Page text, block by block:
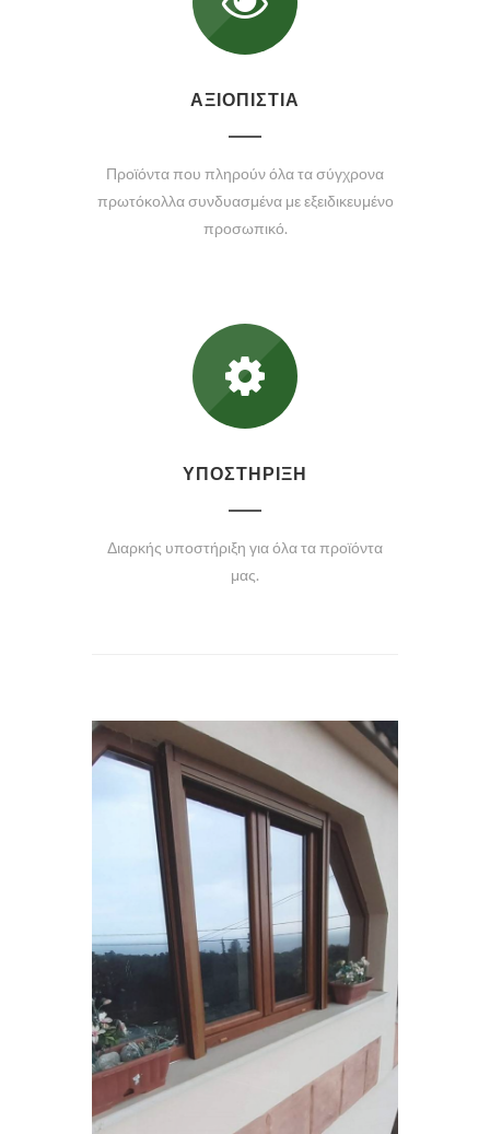
ΑΞΙΟΠΙΣΤΙΑ
Προϊόντα που πληρούν όλα τα σύγχρονα
πρωτόκολλα συνδυασμένα με εξειδικευμένο
προσωπικό.
ΥΠΟΣΤΗΡΙΞΗ
Διαρκής υποστήριξη για όλα τα προϊόντα
μας.